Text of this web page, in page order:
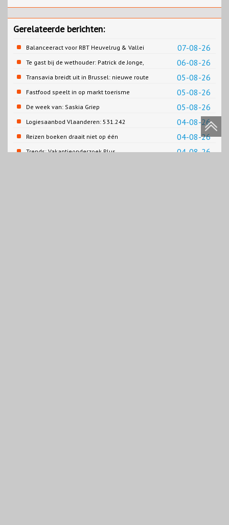
Gerelateerde berichten:
07-08-26
Balanceeract voor RBT Heuvelrug & Vallei
06-08-26
Te gast bij de wethouder: Patrick de Jonge,
Gemeente Emmen
05-08-26
Transavia breidt uit in Brussel: nieuwe route
naar Porto
05-08-26
Fastfood speelt in op markt toerisme
05-08-26
De week van: Saskia Griep
04-08-26
Logiesaanbod Vlaanderen: 531.242
slaapplaatsen
04-08-26
Reizen boeken draait niet op één
contentbron
04-08-26
Trends: Vakantieonderzoek Plus